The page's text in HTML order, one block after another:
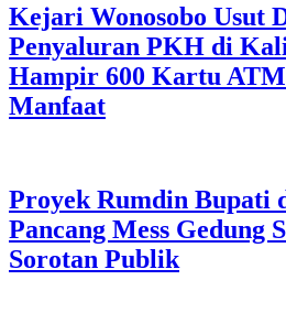
Kejari Wonosobo Usut
Penyaluran PKH di
Hampir 600 Kartu
Manfaat
Proyek Rumdin Bupati
Pancang Mess Gedung
Sorotan Publik